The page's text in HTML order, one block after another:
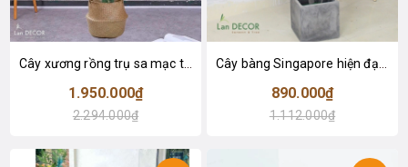
Cây xương rồng trụ sa mạc trang trí loại 2 tay (155cm) - LC2912
1.950.000₫
2.294.000₫
890.000₫
1.112.000₫